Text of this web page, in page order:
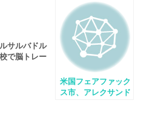
サルバドル
で脳トレー
米国フェアファック
ス市、アレクサンド